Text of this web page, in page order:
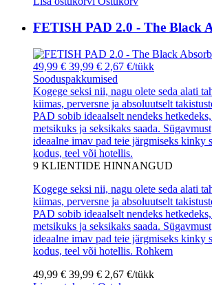
FETISH PAD 2.0 - The Black
49,99 € 39,99 € 2,67 €/tükk
Sooduspakkumised
Kogege seksi nii, nagu olete seda alati
kiimas, perversne ja absoluutselt
PAD sobib ideaalselt nendeks
metsikuks ja seksikaks saada.
ideaalne imav pad teie järgmiseks kinky
kodus, teel või hotellis.
9 KLIENTIDE HINNANGUD
Kogege seksi nii, nagu olete seda alati
kiimas, perversne ja absoluutselt
PAD sobib ideaalselt nendeks
metsikuks ja seksikaks saada.
ideaalne imav pad teie järgmiseks kinky
kodus, teel või hotellis. Rohkem
49,99 € 39,99 € 2,67 €/tükk